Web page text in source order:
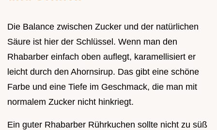
Die Balance zwischen Zucker und der natürlichen
Säure ist hier der Schlüssel. Wenn man den
Rhabarber einfach oben auflegt, karamellisiert er
leicht durch den Ahornsirup. Das gibt eine schöne
Farbe und eine Tiefe im Geschmack, die man mit
normalem Zucker nicht hinkriegt.
Ein guter Rhabarber Rührkuchen sollte nicht zu süß